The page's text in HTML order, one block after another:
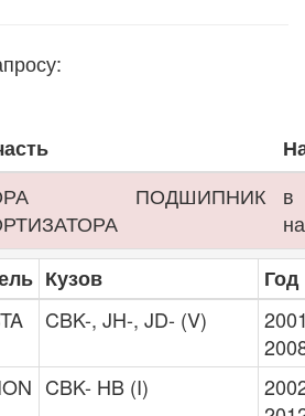
ПОДШИПНИК
в
Кузов
Год
CBK-, JH-, JD- (V)
CBK- HB (I)